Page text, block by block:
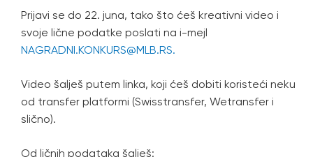
Prijavi se do 22. juna, tako što ćeš kreativni video i
svoje lične podatke poslati na i-mejl
NAGRADNI.KONKURS@MLB.RS.
Video šalješ putem linka, koji ćeš dobiti koristeći neku
od transfer platformi (Swisstransfer, Wetransfer i
slično).
Od ličnih podataka šalješ: